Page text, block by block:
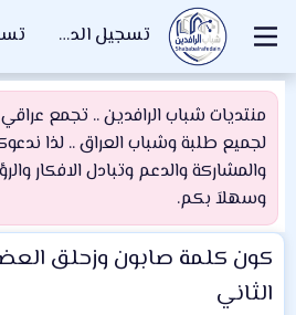
تسجيل الدخول
منتديات شباب الرافدين .. تجمع
لجميع طلبة وشباب العراق .. لذا
والمشاركة والدعم وتبادل الافكار
وسهلاَ بكم.
كون كلمة صابون وزحلق
الثاني